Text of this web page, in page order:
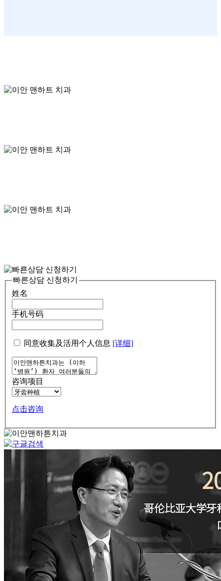
빠른상담 신청하기
姓名
手机号码
同意收集及活用个人信息 [详细]
咨询项目
点击咨询